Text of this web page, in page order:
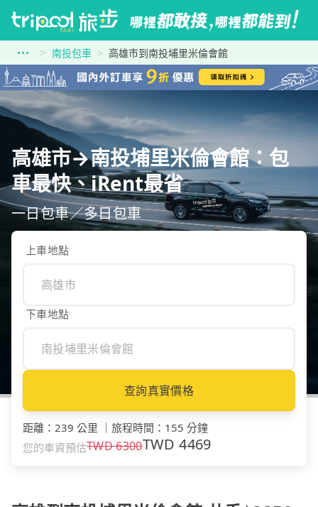
南投包車 高雄市到南投埔里米倫會館
高雄市→南投埔里米倫會館：包
車最快、iRent最省
一日包車／多日包車
上車地點
下車地點
查詢真實價格
距離 ： 239 公里 旅程時間 ： 155 分鐘
您的車資預估TWD6300TWD4469